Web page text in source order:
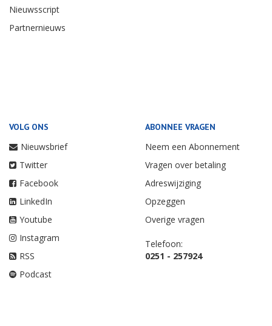
Nieuwsscript
Partnernieuws
VOLG ONS
Nieuwsbrief
Twitter
Facebook
LinkedIn
Youtube
Instagram
RSS
Podcast
ABONNEE VRAGEN
Neem een Abonnement
Vragen over betaling
Adreswijziging
Opzeggen
Overige vragen
Telefoon:
0251 - 257924